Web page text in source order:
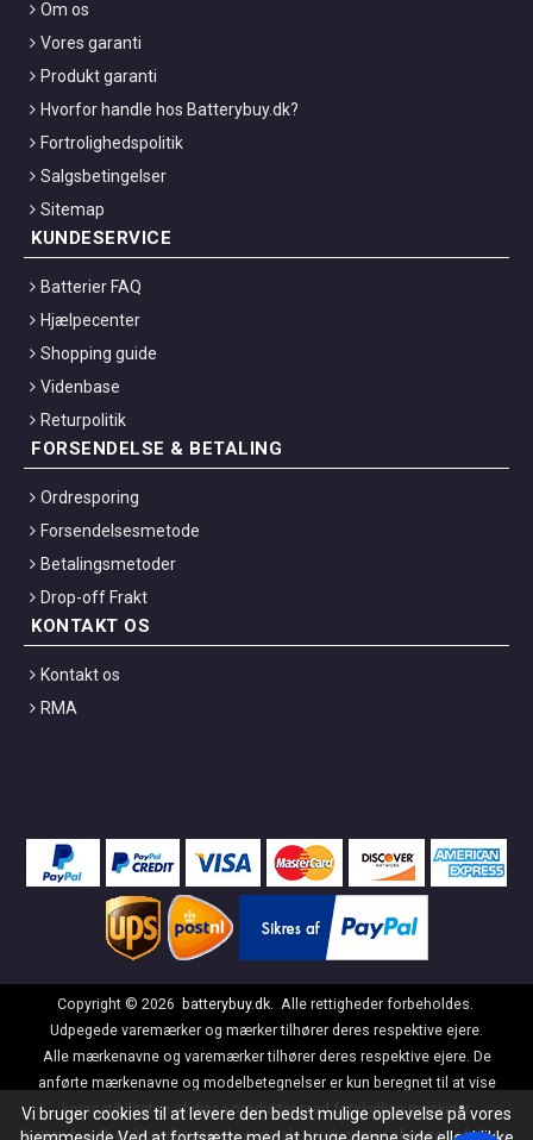
Om os
Vores garanti
Produkt garanti
Hvorfor handle hos Batterybuy.dk?
Fortrolighedspolitik
Salgsbetingelser
Sitemap
KUNDESERVICE
Batterier FAQ
Hjælpecenter
Shopping guide
Videnbase
Returpolitik
FORSENDELSE & BETALING
Ordresporing
Forsendelsesmetode
Betalingsmetoder
Drop-off Frakt
KONTAKT OS
Kontakt os
RMA
Copyright © 2026 batterybuy.dk. Alle rettigheder forbeholdes.
Udpegede varemærker og mærker tilhører deres respektive ejere.
Alle mærkenavne og varemærker tilhører deres respektive ejere. De
anførte mærkenavne og modelbetegnelser er kun beregnet til at vise
kompatibiliteten af disse produkter med forskellige maskiner.
batterybuy.dk er ikke tilknyttet de originale producenter af nogen af disse
Vi bruger cookies til at levere den bedst mulige oplevelse på vores